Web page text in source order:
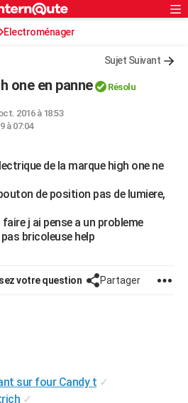
S'inscrire
Connexion
Electroménager
Sujet Suivant
one en panne Résolu
2016 à 18:53
à 07:04
de la marque high one ne
de position pas de lumiere,
j ai pense a un probleme
bricoleuse help
votre question Partager
sur four Candy t ✓
✓